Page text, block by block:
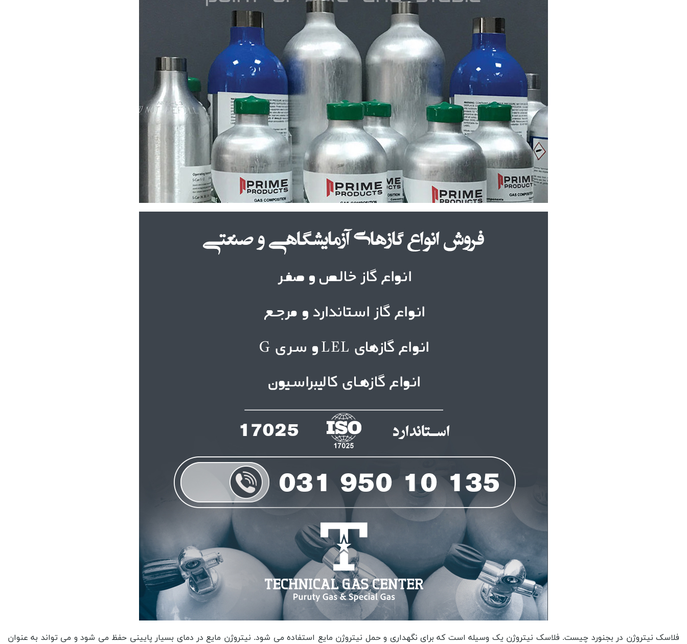
فلاسک نیتروژن در بجنورد چیست. فلاسک نیتروژن یک وسیله است که برای نگهداری و حمل نیتروژن مایع استفاده می شود. نیتروژن مایع در دمای بسیار پایینی حفظ می شود و می تواند به عنوان یک محیط مناسب برای نگهداری و حمل نمونه های حساس به حرارت مانند باکتری ها، سلول های بافتی و مواد آزمایشگاهی استفاده شود. فلاسک نیتروژن عموما از جنس استیل ضد زنگ ساخته می شود و دارای دربی است که به طور محکم بسته می شود تا جریان هوا و رطوبت به داخل فلاسک نفوذ نکند. این تعریف نشان می دهد که باید با توجه به کاربرد انواع فلاسک نیتروژن در بجنورد در زمان تهیه آن ها دقت داشته باشید که بهترین کیفیت را در آن ها تهیه کنید تا دچار چالش های احتمالی در خرید فلاسک نیتروژن در بجنورد بی کیفیت نشوید. به همین دلیل است که همه مشتریان هنگامی که قصد می کنند این محصولات را تهیه کنند به بازار وارد شده و تحقیقات خود را شروع می کنند. این تحقیقات با این پرسش استارت می خورد که فلاسک نیتروژن در بجنورد از کجا بخریم. اما این سوال شاید در ابتدا ساده باشد و تنها به دنبال یک برند و یا اسم باشند ولی هرچه جلوتر می روند به این موضوع بیشتر خواهند رسید که فروش فلاسک نیتروژن در بجنورد امری تخصصی بوده و هر مجموعه ای نمی تواند این کار را به خوبی انجام دهد و هر کدام از آن ها در نقطه ای کمیتشان لنگ می زند. برخی از آن ها تنواع خاصی را در ابعاد و ظرفیت های موجود در فلاسک نیتروژن مایع در بجنورد نخواهند داشت، یعضی دیگر قیمت فلاسک نیتروژن در بجنورد را در سطحی بالا به مشتریان خود اازئه می کنند و حتی بسیاری از آن ها این امکان را برای مشتریان خود فراهم نکرده اند که آن ها بتوانند فلاسک نیتروژن دست دوم در بجنورد را تهیه کنند و یا قادر به اجاره فلاسک نیتروژن در بجنورد باشند. پس همانگونه که مشخص است هر مرکز فروش فلاسک نیتروژن بجنورد را نمی توان به عنوان یک مرجع معتبر در نظر گرفت که بتوان با آن ها همکاری داشت و به وسیله خدمات آن ها به نتیجه ای که به دنبال آن هستید، دست پیدا کنید. اما هنوز با این توضیحات به فلاسک نیتروژن در بجنورد از کجا تهیه کنیم، نرسیده ایم. اگر به دنبال این هستید که حجم و گنجایش فلاسک نیتروژن در بجنورد مورد نظر خود را در بالاترین کیفیت ها پیدا کنید و اطمینان داشته باشید که این درجه کیفی با قیمت مورد نظر شما در تناسب است باید به سراغ شرکت تکنیکال گاز سنتر آمده و با ما در تماس باشید تا بهترین ها را برای خود به ارمغان آورید. از دیگر خدماتی که علاوه بر این موارد که ذکر شد و می توانید با ما در ارتباط باشید و آن را به دست آورید این است که کارشناسان خبره را در اختیارتان قرار می دهیم تا این امکان فراهم باشد تا همه پرسش های خود را در زمینه های مختلف این فلاسک ها به دست آورید و با اطلاعاتی جامع ‍ فلاسک ازت مایع در بجنورد مورد نظر خود را خریداری نمایید و از مزایای آن ها بهره مند شوید. ایمنی، گاز نیتروژن یک گاز بی رنگ، بی بو و بی سمی است و در اثر تماس با آن به طور معمول هیچ عارضه ای بر روی بدن و سلامتی انسان ندارد. در نتیجه، استفاده از فلاسک گاز نیتروژن به طور ایمن برای انجام فعالیت های مختلف مانند پاکسازی، تست و غیره می تواند مناسب باشد. حفظ تازگی، گاز نیتروژن به خوبی در جلوگیری از فساد و تخریب مواد غذایی و داروها کاربرد دارد. با استفاده از فلاسک گاز نیتروژن، می توان مواد غذایی و داروها را در بسته بندی های محکم و محافظت شده قرار داد تا برای مدت طولانی تر از زمان معمول تازه و باکیفیت بمانند. استفاده در صنعت، گاز نیتروژن در صنایع مختلفی مانند صنعت الکترونیک، صنعت غذایی، صنعت داروسازی و غیره استفاده می شود. فلاسک گاز نیتروژن می تواند به عنوان یک منبع نیتروژن مورد استفاده قرار گیرد و در فرآیندهای تولید و تست محصولات مورد استفاده قرار گیرد. حفظ اجسام حساس، گاز نیتروژن به دلیل خصوصیات غیرفعالی که دارد، می تواند برای حفظ و حفاظت از اجسام حساس مانند قطعات الکترونیکی، آثار هنری، کتاب ها و غیره استفاده شود. با قرار دادن این اجسام در فلاسک گاز نیتروژن، می توان از تماس آنها با هوا و رطوبت جلوگیری کرده و آنها را در شرایط ایده آل نگهداری کرد. استفاده در آزمایشگاه، گاز نیتروژن به طور گسترده در آزمایشگاه ها مورد استفاده قرار می گیرد. فلاسک گاز نیتروژن می تواند به عنوان یک منبع نیتروژن مورد استفاده قرار گیرد و در آزمایش های مختلفی مانند آزمایش های شیمیایی و بیولوژیکی استفاده شود. از دیگر مواردی که در زمان تهیه آن ها باید بدانید در موضوع موارد مصرف فلاسک نیتروژن در بجنورد خواهد بود زیرا با دانستن کاربرد فلاسک نیتروژن در بجنورد به این درک خواهید رسید که شما با توجه به فعالیت که انجام می دهید نیاز به کدام یک از این فلاسک ها دارید و کدام یک می توانند به شما کمک کنند تا به اهداف خود دست پیدا کنید. فلاسک گاز نیتروژن یکی از روش های ذخیره و حمل گاز نیتروژن است. این فلاسک ها از جنس فلزی مانند فولاد یا آلومینیوم ساخته می شوند و دارای ظرفیت های مختلفی برای ذخیره نیتروژن هستند. کاربردهای فلاسک گاز نیتروژن را بررسی می کنیم. کاربردهای صنعتی، فلاسک های گاز نیتروژن در صنایع مختلف مانند صنعت خودروسازی، صنعت الکترونیک، صنعت فضایی و صنعت شیمیایی استفاده می شوند. این گاز برای ایجاد محیط های غیراکسیژنی، خنک کردن و ایجاد فشار محیطی استفاده می شود. کاربردهای پزشکی، فلاسک های گاز نیتروژن در بخش پزشکی نیز استفاده می شوند. این گاز برای انجام عملیات جراحی، تخلیه خون و حفظ نمونه های حساس از آسیب اکسیداسیون استفاده می شود. کاربردهای آزمایشگاهی، فلاسک های گاز نیتروژن در آزمایشگاه ها برای حفظ نمونه ها و مواد شیمیایی حساس به اکسیداسیون استفاده می شود. همچنین، این گاز در آزمایشگاه های فیزیکی و شیمیایی برای ایجاد محیط های غیراکسیژنی استفاده می شود. کاربردهای غذایی، فلاسک های گاز نیتروژن در صنعت غذایی نیز کاربرد دارند. این گاز برای حفظ طعم، رنگ و بافت مواد غذایی، جلوگیری از رشد میکروارگانیسم ها و انجام فرآیندهای خاص مانند فرایند نیتروژن سازی استفاده می شود. به طور کلی، فلاسک گاز نیتروژن به عنوان یک منبع نیتروژن گرم و خشک در بسیاری از صنایع و بخش ها استفاده می شود. اما بدانید که ظرفیت فلاسک نیتروژن در بجنورد چگونه تعیین می شود. ظرفیت فلاسک گاز نیتروژن به طور کلی توسط سازنده فلاسک مشخص می شود. این ظرفیت به صورت حجم گاز نیتروژنی که فلاسک می تواند نگهداری کند، اندازه گیری می شود. برای تعیین ظرفیت فلاسک گاز نیتروژن، عموما از دو روش استفاده می شود. روش وزنی، در این روش، فلاسک خالی وزن می شود و سپس پس از پر شدن با گاز نیتروژن، دوباره وزن می شود. تفاوت وزن دو حالت، مقدار گاز نیتروژن موجود در فلاسک را نشان می دهد. روش حجم سنجی، در این روش، فلاسک خالی با یک دستگاه حجم سنجی مانند آزمایشگاهی یا حجم سنجی آب، پر می شود. حجم گاز نیتروژن موجود در فلاسک با اندازه گیری حجم آب که در فلاسک جای می گیرد، تعیین می شود. در هر دو روش، دقت و صحت تعیین ظرفیت فلاسک گاز نیتروژن به عواملی مانند دقت دستگاه های اندازه گیری و روش استفاده شده بستگی دارد. همچنین، در صورتی که فلاسک دارای سیستم خروجی گاز باشد، ظرفیت آن ممکن است با توجه به فشار و دمای استفاده شده تغییر کند. تا به اینجا تلاش کردیم تا بتوانیم به شما بگوییم که فلاسک نیتروژن در بجنورد چه کاربردی دارد. در ادامه می خواهیم در مورد مشخصات فلاسک نیتروژن در بجنورد با شما مواردی را در میان بگذاریم که در ارتباط به کاربردهای مختلف این فلاسک ها نیز می باشد و نیاز است که آن ها را نیز بدانید. فلاسک گاز نیتروژن یک وسیله است که برای ذخیره و حمل گاز نیتروژن استفاده می شود. این فلاسک ها عموما از جنس فلزی مانند فولاد یا آلومینیوم ساخته می شوند و دارای ظرفیت های مختلفی هستند. مشخصات فلاسک گاز نیتروژن ممکن است شامل موارد زیر باشد. ظرفیت، فلاسک های گاز نیتروژن عموما ظرفیت های مختلفی دارند که بر حسب حجم یا وزن گاز نیتروژن که می تواند در آن ذخیره شود، تعیین می شود. ظرفیت های معمول این فلاسک ها می تواند از یک لیتر تا پنجاه لیتر و بیشتر نیز باشد. فشار کاری، فشاری که فلاسک گاز نیتروژن می تواند تحمل کند، مشخصه دیگری است که بر روی فلاسک نوشته می شود. این فشار عموما بر حسب واحد فشار مشخص می شود و باید در محدوده ای قابل قبول برای استفاده باشد. وزن خالص، وزن خالص فلاسک گاز نیتروژن به معنای وزن خود فلاسک بدون گاز درون آن است. این مشخصه اغلب بر روی فلاسک نوشته می شود و برای محاسبه وزن گاز می توان از آن استفاده کرد. نوع و اندازه شیر، فلاسک گاز نیتروژن دارای یک شیر است که به وسیله آن می توان گاز را از فلاسک خارج کرد. نوع و اندازه این شیر ممکن است برای اتصال به دستگاه های مختلف متفاوت باشد. تاریخ انقضا، همانند بسیاری از محصولات دیگر، فلاسک گاز نیتروژن نیز دارای تاریخ انقضا است که بر روی بدنه فلاسک نوشته می شود. این تاریخ نشان می دهد که تا چه زمانی فلاسک می تواند گاز نیتروژن را به خوبی نگه دارد و اغلب بر اساس تحلیل های ایمنی و کیفیتی انجام شده توسط تولید کننده تعیین می شود. این مشخصات ممکن است بسته به نوع و برند فلاسک گاز نیتروژن متفاوت باشد. تولید کننده فلاسک نیتروژن در بجنورد بسیار زیاد هستند و هر کدام از ان ها این ادعا را دارند که بهترین کیفیت ها را به مشتریان خومد ارائه می دهند اما فاصله است میان حرف تا عمل و نمی توان به حرف یک مجموعه اعتماد داشت و آن ها را برای همکاری انتخاب کرد. پس لازم است که بدانید که وظایف این تولید کنننده چگونه است تا درک مناسبی را در مورد آن ها داشته باشید. تامین و تهیه منابع نیتروژن، تولید کننده فلاسک گاز نیتروژن مسئول تامین و تهیه منابع نیتروژن است. این منابع می توانند شامل نیتروژن مایع، نیتروژن گازی فشرده یا نیتروژن محلول در آب باشند. فرایند تصفیه و خالص سازی، تولید کننده فلاسک گاز نیتروژن باید فرآیندهای تصفیه و خالص سازی را انجام دهد تا نیتروژن تولید شده به طور کامل از آلاینده ها و اکسیژن جدا شود. این فرآیندها می توانند شامل فرآیندهای جذب، تقطیر، فیلتراسیون و جداسازی باشند. تزریق و بسته بندی، پس از تصفیه و خالص سازی، نیتروژن تولید شده باید به فلاسک های مخصوص تزریق شود. این فلاسک ها باید قابلیت حمل و نقل آسان داشته باشند و همچنین باید به طور محکم بسته شوند تا نیتروژن در طول حمل و نقل حفظ شود. کنترل کیفیت، تولید کننده فلاسک گاز نیتروژن باید فرآیندهای کنترل کیفیت را انجام دهد تا اطمینان حاصل شود که نیتروژن تولید شده دارای خلوص و کیفیت مطلوب است. این شامل آزمون های فیزیکی و شیمیایی نظیر تست فشار، تست نشت، تست خلوص و تست آلاینده ها است. عرضه و توزیع، پس از تولید و کنترل کیفیت، فلاسک های گاز نیتروژن باید به مشتریان عرضه و توزیع شوند. تولید کننده باید فرآیندهای حمل و نقل و مدیریت موجودی را برای ارائه بهترین خدمات به مشتریان به کار بگیرد. نگهداری و تعمیرات، تولید کننده فلاسک گاز نیتروژن باید همچنین نگهداری و تعمیرات روزانه را بر روی تجهیزات و دستگاه های مورد استفاده در تولید انجام دهد تا بهره وری و عملکرد بهتر از تجهیزات حفظ شود. این نکته را در اینجا متذکر می شویم که وارد کننده فلاسک نیتروژن در بجنورد می تواند در بازار تاثیر مثبت و منفی را از خود بر جای گذارد. که این تاثیرات مستقیما با مصرف کننده در ارتباط بوده و روی خرید آن ها اثر خواهند گذاشت. پس باید وارد کننده ها نیز به درستی به آنچه که در قبال مشتریان خود باید انجام دهند، عمل کنند و محصولی را به کشور وارد کنند که بهترین کیفیت در آن ها وجود داشته باشد. مرکز پخش فلاسک نیتروژن در بجنورد شرکت تکنیکال گاز سنتر تمام تلاش خود را به کار خواهد بست تا بتواند عکس فلاسک نیتروژن در بجنورد را در انواع مختلف در سایت تخصصی خود در سبد محصولات جای دهد تا در صوررت نیاز به هر کدام از آن ها